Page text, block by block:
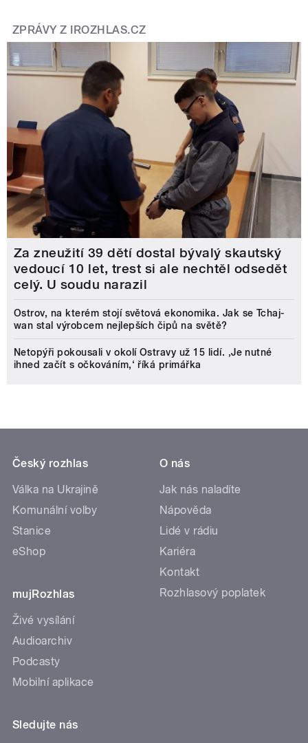
ZPRÁVY Z IROZHLAS.CZ
Za zneužití 39 dětí dostal bývalý skautský
vedoucí 10 let, trest si ale nechtěl odsedět
celý. U soudu narazil
Ostrov, na kterém stojí světová ekonomika. Jak se Tchaj-
wan stal výrobcem nejlepších čipů na světě?
Netopýři pokousali v okolí Ostravy už 15 lidí. ‚Je nutné
ihned začít s očkováním,‘ říká primářka
Český rozhlas
Válka na Ukrajině
Komunální volby
Stanice
eShop
mujRozhlas
Živé vysílání
Audioarchiv
Podcasty
Mobilní aplikace
O nás
Jak nás naladíte
Nápověda
Lidé v rádiu
Kariéra
Kontakt
Rozhlasový poplatek
Sledujte nás